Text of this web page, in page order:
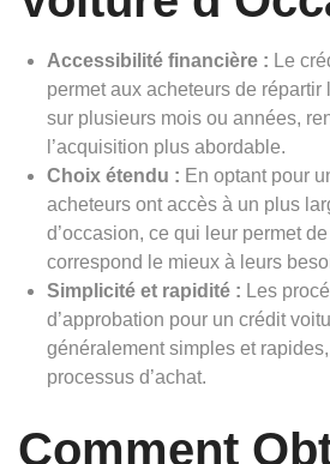
Accessibilité financière : Le
permet aux acheteurs de répartir
sur plusieurs mois ou années,
l’acquisition plus abordable.
Choix étendu : En optant pour
acheteurs ont accès à un plus
d’occasion, ce qui leur permet
correspond le mieux à leurs
Simplicité et rapidité : Les
d’approbation pour un crédit
généralement simples et
processus d’achat.
Comment